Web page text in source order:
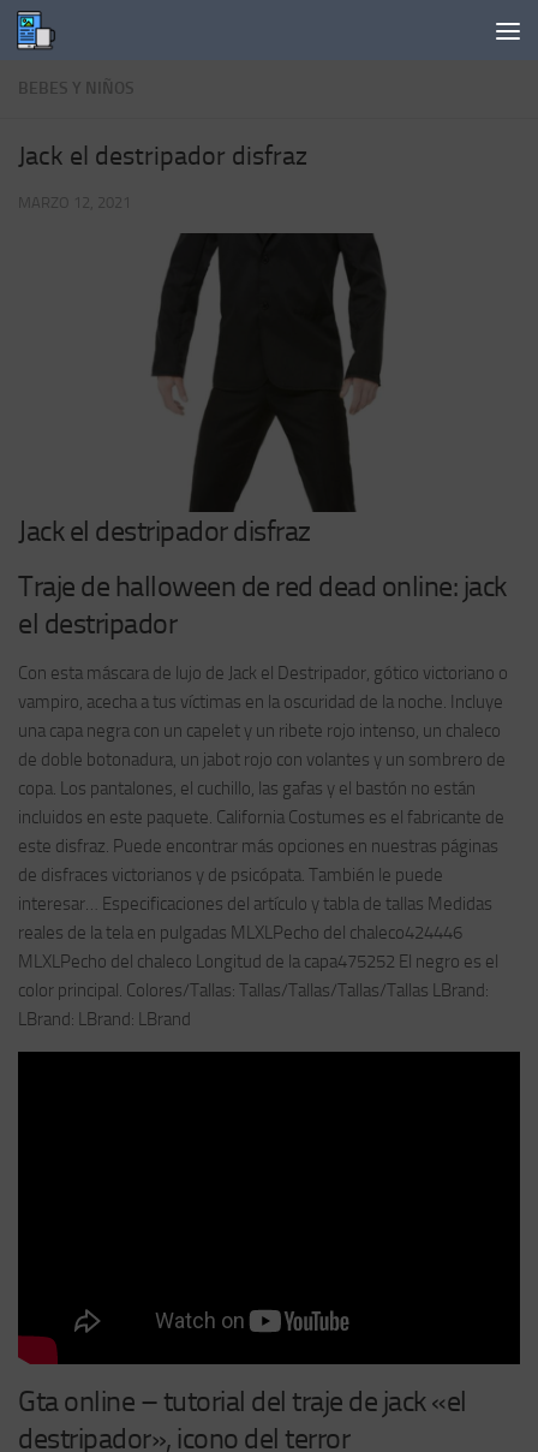
Saltar al contenido
BEBES Y NIÑOS
Jack el destripador disfraz
MARZO 12, 2021
Jack el destripador disfraz
Traje de halloween de red dead online: jack
el destripador
Con esta máscara de lujo de Jack el Destripador, gótico victoriano o
vampiro, acecha a tus víctimas en la oscuridad de la noche. Incluye
una capa negra con un capelet y un ribete rojo intenso, un chaleco
de doble botonadura, un jabot rojo con volantes y un sombrero de
copa. Los pantalones, el cuchillo, las gafas y el bastón no están
incluidos en este paquete. California Costumes es el fabricante de
este disfraz. Puede encontrar más opciones en nuestras páginas
de disfraces victorianos y de psicópata. También le puede
interesar… Especificaciones del artículo y tabla de tallas Medidas
reales de la tela en pulgadas MLXLPecho del chaleco424446
MLXLPecho del chaleco Longitud de la capa475252 El negro es el
color principal. Colores/Tallas: Tallas/Tallas/Tallas/Tallas LBrand:
LBrand: LBrand: LBrand
Gta online – tutorial del traje de jack «el
destripador», icono del terror